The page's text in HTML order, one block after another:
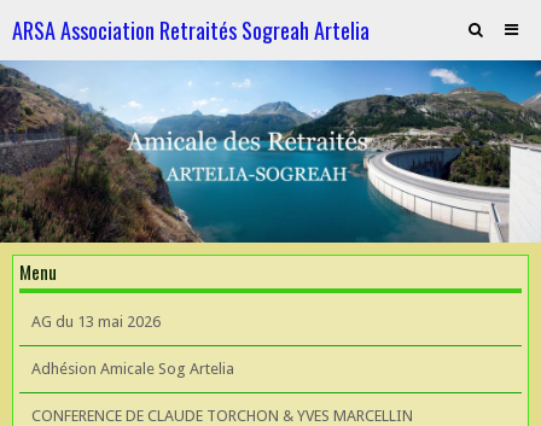
ARSA Association Retraités Sogreah Artelia
Invitation au repas le 21 novembre 2025
ARTELIA et l'Hydroélectricité
ARTELIA et l'Hydroélectricité
Souvenirs de KIrkuk
CONFERENCE DE CLAUDE TORCHON & YVES MARCELLIN A L'UIAD
AG 2026 du 13 mai
Menu
AG du 13 mai 2026
Adhésion Amicale Sog Artelia
CONFERENCE DE CLAUDE TORCHON & YVES MARCELLIN